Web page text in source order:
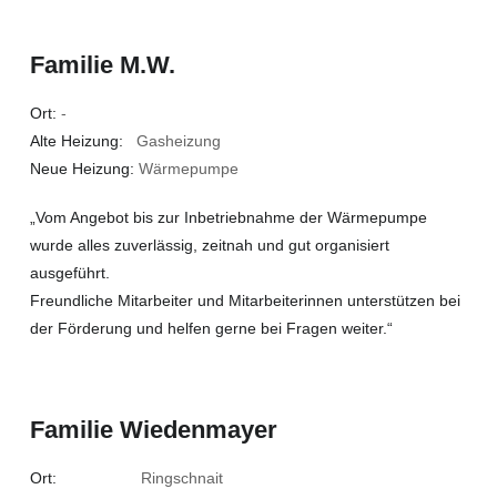
Familie M.W.
Ort: -
Alte Heizung: Gasheizung
Neue Heizung: Wärmepumpe
„Vom Angebot bis zur Inbetriebnahme der Wärmepumpe
wurde alles zuverlässig, zeitnah und gut organisiert
ausgeführt.
Freundliche Mitarbeiter und Mitarbeiterinnen unterstützen bei
der Förderung und helfen gerne bei Fragen weiter.“
Familie Wiedenmayer
Ort: Ringschnait